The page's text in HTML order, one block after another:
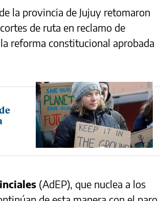
la provincia de Jujuy retomaron
de ruta en reclamo de
reforma constitucional aprobada
(AdEP), que nuclea a los